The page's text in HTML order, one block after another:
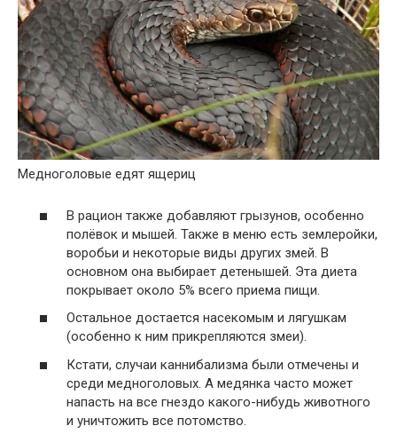
Медноголовые едят ящериц
В рацион также добавляют грызунов, особенно
полёвок и мышей. Также в меню есть землеройки,
воробьи и некоторые виды других змей. В
основном она выбирает детенышей. Эта диета
покрывает около 5% всего приема пищи.
Остальное достается насекомым и лягушкам
(особенно к ним прикрепляются змеи).
Кстати, случаи каннибализма были отмечены и
среди медноголовых. А медянка часто может
напасть на все гнездо какого-нибудь животного
и уничтожить все потомство.